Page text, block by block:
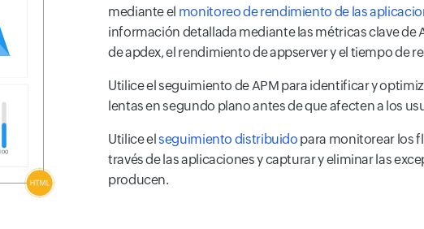
mediante el monitoreo de rendimiento de las
información detallada mediante las métricas clave de
de apdex, el rendimiento de appserver y el tiempo de
Utilice el seguimiento de APM para identificar y
lentas en segundo plano antes de que afecten a los
Utilice elseguimiento distribuido para monitorear los
través de las aplicaciones y capturar y eliminar las
producen.